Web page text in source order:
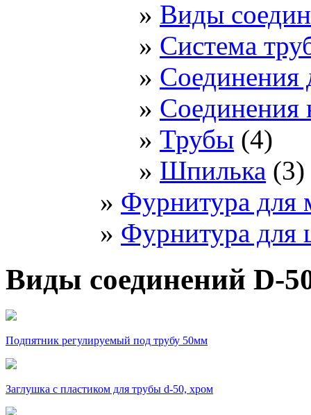
Виды
Система
Соединения
Соединения
Трубы (4)
Шпилька (3)
Фурнитура для
Фурнитура для
Виды соединений D-
Подпятник регулируемый под трубу 50мм
Заглушка с пластиком для трубы d-50, хром